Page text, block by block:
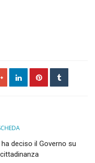
deciso il Governo su